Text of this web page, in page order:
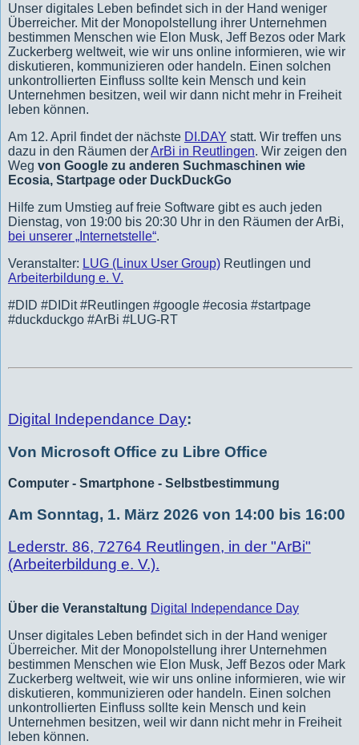
Unser digitales Leben befindet sich in der Hand weniger
Überreicher. Mit der Monopolstellung ihrer Unternehmen
bestimmen Menschen wie Elon Musk, Jeff Bezos oder Mark
Zuckerberg weltweit, wie wir uns online informieren, wie wir
diskutieren, kommunizieren oder handeln. Einen solchen
unkontrollierten Einfluss sollte kein Mensch und kein
Unternehmen besitzen, weil wir dann nicht mehr in Freiheit
leben können.
Am 12. April findet der nächste DI.DAY statt. Wir treffen uns
dazu in den Räumen derArBi in Reutlingen. Wir zeigen den
Weg von Google zu anderen Suchmaschinen wie
Ecosia, Startpage oder DuckDuckGo
Hilfe zum Umstieg auf freie Software gibt es auch jeden
Dienstag, von 19:00 bis 20:30 Uhr in den Räumen der ArBi,
bei unserer „Internetstelle“.
Veranstalter: LUG (Linux User Group)Reutlingen und
Arbeiterbildung e. V.
#DID #DIDit #Reutlingen #google #ecosia #startpage
#duckduckgo #ArBi #LUG-RT
Digital Independance Day:
Von Microsoft Office zu Libre Office
Computer - Smartphone - Selbstbestimmung
Am Sonntag, 1. März 2026 von 14:00 bis 16:00
Lederstr. 86, 72764 Reutlingen, in der "ArBi"
(Arbeiterbildung e. V.).
Über die Veranstaltung Digital Independance Day
Unser digitales Leben befindet sich in der Hand weniger
Überreicher. Mit der Monopolstellung ihrer Unternehmen
bestimmen Menschen wie Elon Musk, Jeff Bezos oder Mark
Zuckerberg weltweit, wie wir uns online informieren, wie wir
diskutieren, kommunizieren oder handeln. Einen solchen
unkontrollierten Einfluss sollte kein Mensch und kein
Unternehmen besitzen, weil wir dann nicht mehr in Freiheit
leben können.